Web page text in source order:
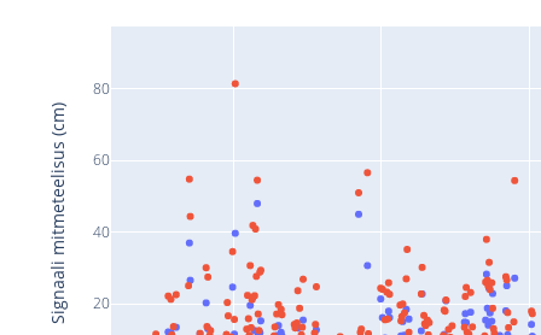
20
40
60
80
Signaali mitmeteelisus (cm)